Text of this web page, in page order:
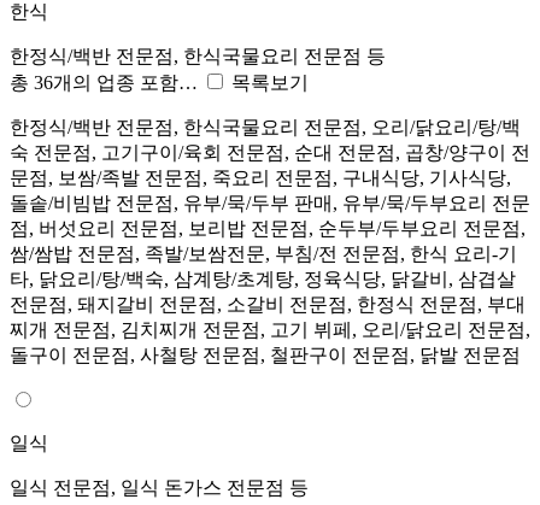
한식
한정식/백반 전문점, 한식국물요리 전문점 등
총 36개의 업종 포함…
목록보기
한정식/백반 전문점, 한식국물요리 전문점, 오리/닭요리/탕/백
숙 전문점, 고기구이/육회 전문점, 순대 전문점, 곱창/양구이 전
문점, 보쌈/족발 전문점, 죽요리 전문점, 구내식당, 기사식당,
돌솥/비빔밥 전문점, 유부/묵/두부 판매, 유부/묵/두부요리 전문
점, 버섯요리 전문점, 보리밥 전문점, 순두부/두부요리 전문점,
쌈/쌈밥 전문점, 족발/보쌈전문, 부침/전 전문점, 한식 요리-기
타, 닭요리/탕/백숙, 삼계탕/초계탕, 정육식당, 닭갈비, 삼겹살
전문점, 돼지갈비 전문점, 소갈비 전문점, 한정식 전문점, 부대
찌개 전문점, 김치찌개 전문점, 고기 뷔페, 오리/닭요리 전문점,
돌구이 전문점, 사철탕 전문점, 철판구이 전문점, 닭발 전문점
일식
일식 전문점, 일식 돈가스 전문점 등